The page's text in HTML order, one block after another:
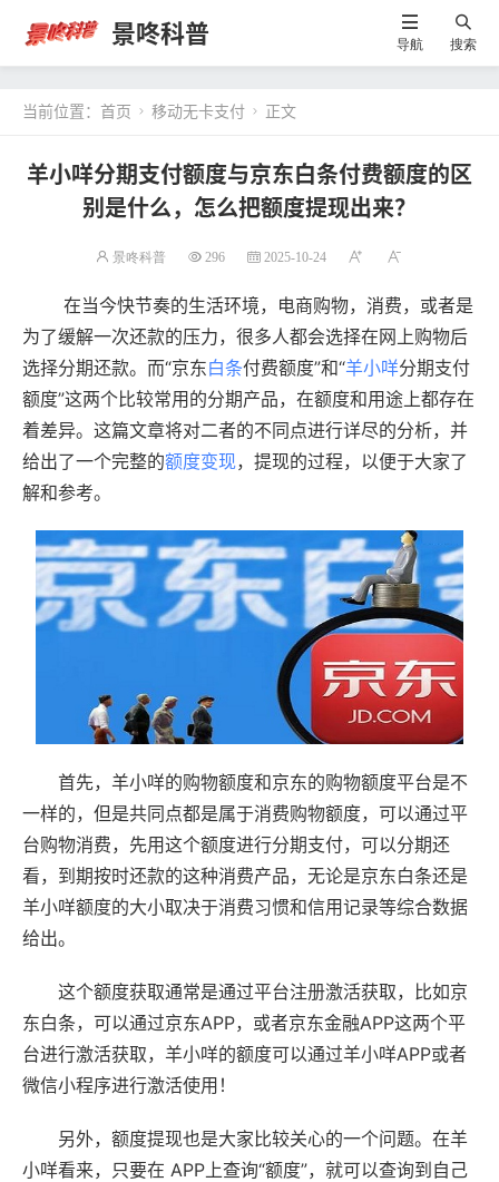
景咚科普 导航 搜索
当前位置： 首页  移动无卡支付  正文
羊小咩分期支付额度与京东白条付费额度的区
别是什么，怎么把额度提现出来？
景咚科普 296 2025-10-24
在当今快节奏的生活环境，电商购物，消费，或者是
为了缓解一次还款的压力，很多人都会选择在网上购物后
选择分期还款。而“京东白条付费额度”和“羊小咩分期支付
额度”这两个比较常用的分期产品，在额度和用途上都存在
着差异。这篇文章将对二者的不同点进行详尽的分析，并
给出了一个完整的额度变现，提现的过程，以便于大家了
解和参考。
首先，羊小咩的购物额度和京东的购物额度平台是不
一样的，但是共同点都是属于消费购物额度，可以通过平
台购物消费，先用这个额度进行分期支付，可以分期还
看，到期按时还款的这种消费产品，无论是京东白条还是
羊小咩额度的大小取决于消费习惯和信用记录等综合数据
给出。
这个额度获取通常是通过平台注册激活获取，比如京
东白条，可以通过京东APP，或者京东金融APP这两个平
台进行激活获取，羊小咩的额度可以通过羊小咩APP或者
微信小程序进行激活使用！
另外，额度提现也是大家比较关心的一个问题。在羊
小咩看来，只要在 APP上查询“额度”，就可以查询到自己